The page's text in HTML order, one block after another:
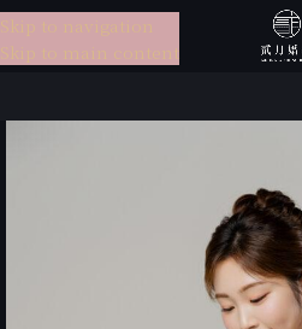
Skip to navigation
Skip to main content
選單